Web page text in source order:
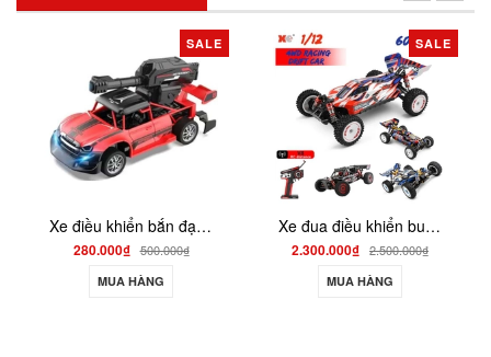
SALE
Xe điều khiển bắn đạn thạch pin sạc XBD555
280.000₫ 500.000₫
MUA HÀNG
SALE
Xe đua điều khiển buggy WLtoys 408 1/12 2.4G chạy 60km/h
2.300.000₫ 2.500.000₫
MUA HÀNG